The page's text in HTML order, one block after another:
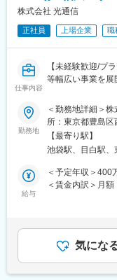
す。
■同社の魅力：
台以上を有する
えています。実際
位置です。
将来的には税務相
社の個社担当など
るため、事業理解
■組織構成
経理部門は部長1
構成されていま
■働き方
リモートワーク
均残業時間は月
整っています。
・リーダー、マ
・グループ会社
・経理、人事、
株式会社 光通信
正社員 上場企業 職
仕事内容
【未経験歓迎/プ
等幅広い事業を展
光通信グループは
企業の発掘、投
に事業を運営す
もさらにダイナミ
スの観点から支
関係者との関係
ポジションです。
勤務地
＜勤務地詳細＞
所：東京都豊島
動喫煙対策：敷
（リモートワーク
【最寄り駅】
池袋駅、目白駅、
給与
＜予定年収＞400
＜賃金内訳＞月
む）＜昇給有無
績連動）別途イ
を考慮し、当社規
目安の金額であ
気にな